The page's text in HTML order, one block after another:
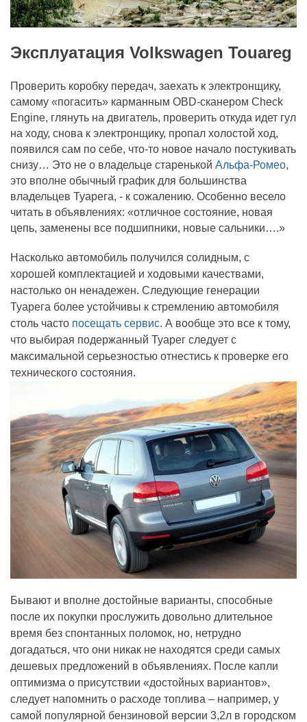
Эксплуатация Volkswagen Touareg
Проверить коробку передач, заехать к электронщику,
самому «погасить» карманным OBD-сканером Check
Engine, глянуть на двигатель, проверить откуда идет гул
на ходу, снова к электронщику, пропал холостой ход,
появился сам по себе, что-то новое начало постукивать
снизу… Это не о владельце старенькой Альфа-Ромео,
это вполне обычный график для большинства
владельцев Туарега, - к сожалению. Особенно весело
читать в объявлениях: «отличное состояние, новая
цепь, заменены все подшипники, новые сальники….»
Насколько автомобиль получился солидным, с
хорошей комплектацией и ходовыми качествами,
настолько он ненадежен. Следующие генерации
Туарега более устойчивы к стремлению автомобиля
столь часто посещать сервис. А вообще это все к тому,
что выбирая подержанный Туарег следует с
максимальной серьезностью отнестись к проверке его
технического состояния.
Бывают и вполне достойные варианты, способные
после их покупки прослужить довольно длительное
время без спонтанных поломок, но, нетрудно
догадаться, что они никак не находятся среди самых
дешевых предложений в объявлениях. После капли
оптимизма о присутствии «достойных вариантов»,
следует напомнить о расходе топлива – например, у
самой популярной бензиновой версии 3,2л в городском